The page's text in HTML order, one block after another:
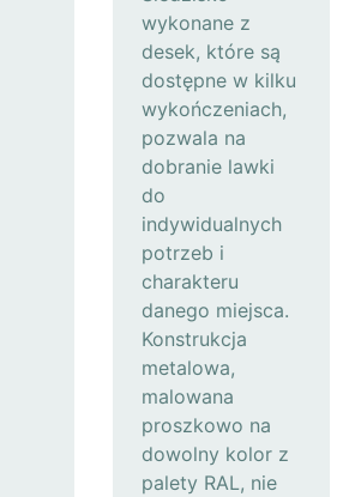
wykonane z
desek, które są
dostępne w kilku
wykończeniach,
pozwala na
dobranie lawki
do
indywidualnych
potrzeb i
charakteru
danego miejsca.
Konstrukcja
metalowa,
malowana
proszkowo na
dowolny kolor z
palety RAL, nie